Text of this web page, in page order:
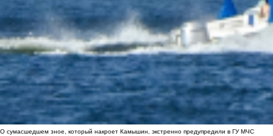
О сумасшедшем зное, который накроет Камышин, экстренно предупредили в ГУ МЧС